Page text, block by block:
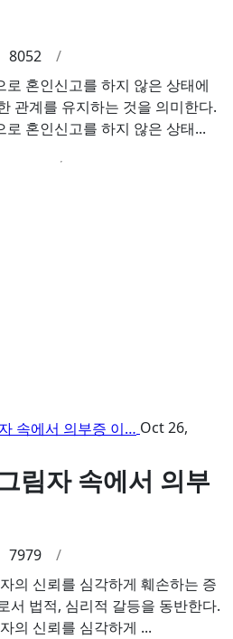
8052
/
로 혼인신고를 하지 않은 상태에
관계를 유지하는 것을 의미한다.
로 혼인신고를 하지 않은 상태...
Oct 26,
림자 속에서 의부
7979
/
의 신뢰를 심각하게 훼손하는 증
서 법적, 심리적 갈등을 동반한다.
의 신뢰를 심각하게 ...